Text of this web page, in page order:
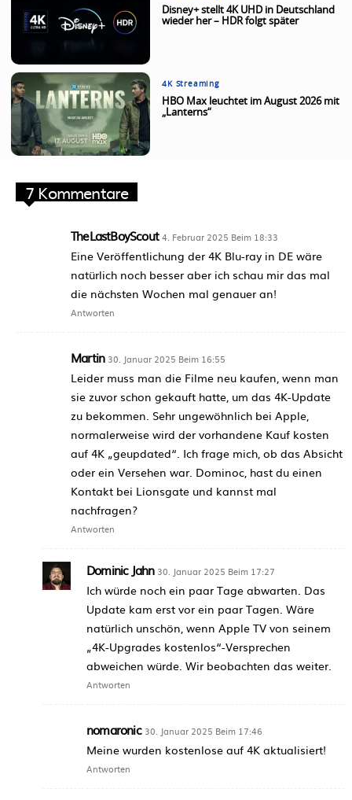
Disney+ stellt 4K UHD in Deutschland
wieder her – HDR folgt später
4K Streaming
HBO Max leuchtet im August 2026 mit
„Lanterns“
7 Kommentare
TheLastBoyScout 4. Februar 2025 Beim 18:33
Eine Veröffentlichung der 4K Blu-ray in DE wäre
natürlich noch besser aber ich schau mir das mal
die nächsten Wochen mal genauer an!
Antworten
Martin 30. Januar 2025 Beim 16:55
Leider muss man die Filme neu kaufen, wenn man
sie zuvor schon gekauft hatte, um das 4K-Update
zu bekommen. Sehr ungewöhnlich bei Apple,
normalerweise wird der vorhandene Kauf kosten
auf 4K „geupdated“. Ich frage mich, ob das Absicht
oder ein Versehen war. Dominoc, hast du einen
Kontakt bei Lionsgate und kannst mal
nachfragen?
Antworten
Dominic Jahn 30. Januar 2025 Beim 17:27
Ich würde noch ein paar Tage abwarten. Das
Update kam erst vor ein paar Tagen. Wäre
natürlich unschön, wenn Apple TV von seinem
„4K-Upgrades kostenlos“-Versprechen
abweichen würde. Wir beobachten das weiter.
Antworten
nomaronic 30. Januar 2025 Beim 17:46
Meine wurden kostenlose auf 4K aktualisiert!
Antworten